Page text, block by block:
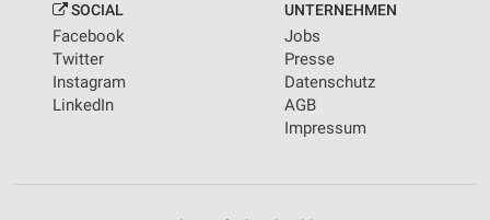
SOCIAL
Facebook
Twitter
Instagram
LinkedIn
UNTERNEHMEN
Jobs
Presse
Datenschutz
AGB
Impressum